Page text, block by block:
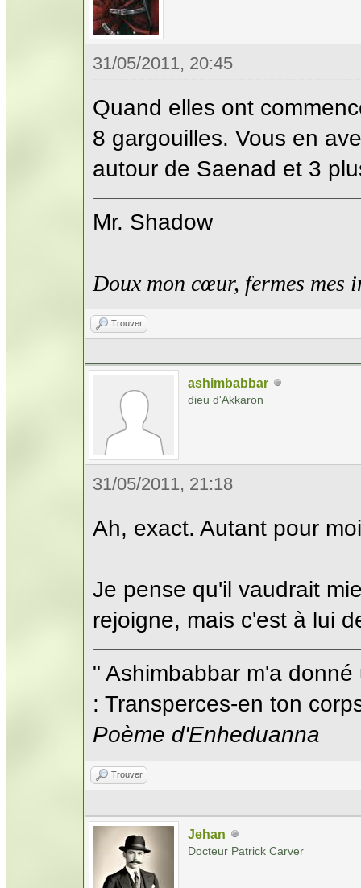
31/05/2011, 20:45
Quand elles ont
8 gargouilles. Vous en
autour de Saenad et 3
Mr. Shadow
Doux mon cœur, fermes mes
Trouver
ashimbabbar
dieu d'Akkaron
31/05/2011, 21:18
Ah, exact. Autant pour
Je pense qu'il vaudrait
rejoigne, mais c'est à lui
" Ashimbabbar m'a
: Transperces-en ton
Poème d'Enheduanna
Trouver
Jehan
Docteur Patrick Carver